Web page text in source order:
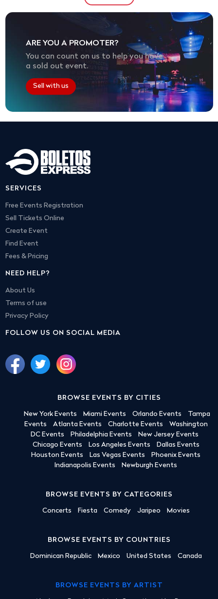
ARE YOU A PROMOTER?
You can count on us to help you have
a sold out event.
Sell with us
SERVICES
Free Events Registration
Sell Tickets Online
Create Event
Find Event
Fees & Pricing
NEED HELP?
About Us
Terms of use
Privacy Policy
FOLLOW US ON SOCIAL MEDIA
BROWSE EVENTS BY CITIES
New York Events Miami Events Orlando Events
Tampa
Events
Atlanta Events Charlotte Events
Washington
DC Events
Philadelphia Events
New Jersey Events
Chicago Events
Los Angeles Events
Dallas Events
Houston Events
Las Vegas Events
Phoenix Events
Indianapolis Events
Newburgh Events
BROWSE EVENTS BY CATEGORIES
Concerts Fiesta Comedy Jaripeo Movies
BROWSE EVENTS BY COUNTRIES
Dominican Republic Mexico United States Canada
BROWSE EVENTS BY ARTIST